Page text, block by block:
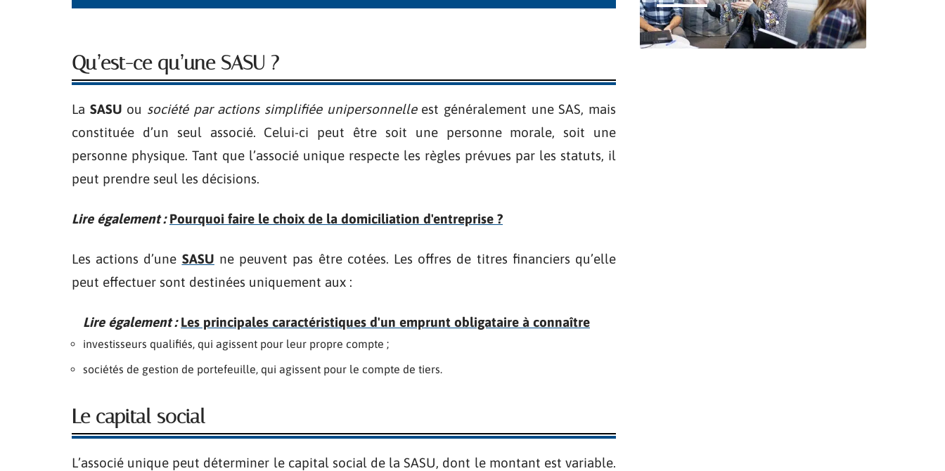
Qu’est-ce qu’une SASU ?
La SASU ou société par actions simplifiée unipersonnelleest généralement une SAS, mais
constituée d’un seul associé. Celui-ci peut être soit une personne morale, soit une
personne physique. Tant que l’associé unique respecte les règles prévues par les statuts, il
peut prendre seul les décisions.
Lire également : Pourquoi faire le choix de la domiciliation d'entreprise ?
Les actions d’une SASU ne peuvent pas être cotées. Les offres de titres financiers qu’elle
peut effectuer sont destinées uniquement aux :
Lire également : Les principales caractéristiques d'un emprunt obligataire à connaître
investisseurs qualifiés, qui agissent pour leur propre compte ;
sociétés de gestion de portefeuille, qui agissent pour le compte de tiers.
Le capital social
L’associé unique peut déterminer le capital social de la SASU, dont le montant est variable.